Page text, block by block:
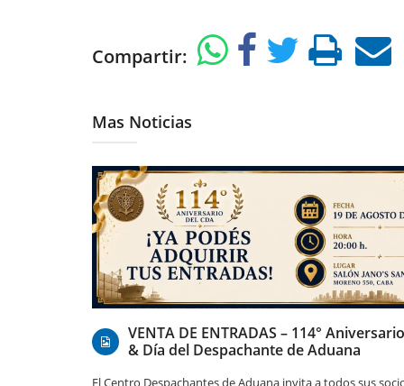
Compartir:
Mas Noticias
07/08/2026
VENTA DE ENTRADAS – 114°
& Día del Despachante de Aduana
El Centro Despachantes de Aduana invita a todos sus